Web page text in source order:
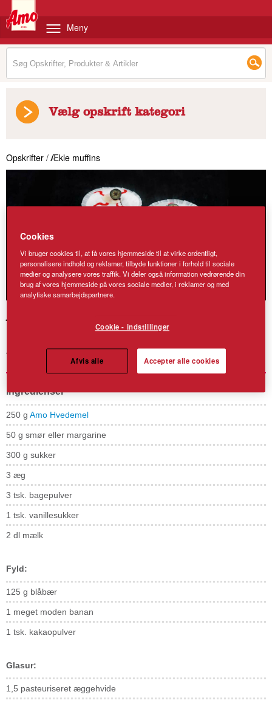
Meny
Vælg opskrift kategori
Opskrifter /Ækle muffins
Ækle muffins
favorit!
Ingredienser
250 g Amo Hvedemel
50 g smør eller margarine
300 g sukker
3 æg
3 tsk. bagepulver
1 tsk. vanillesukker
2 dl mælk
Fyld:
125 g blåbær
1 meget moden banan
1 tsk. kakaopulver
Glasur:
1,5 pasteuriseret æggehvide
Cookies
Vi bruger cookies til, at få vores hjemmeside til at virke ordentligt,
personalisere indhold og reklamer, tilbyde funktioner i forhold til sociale
medier og analysere vores traffik. Vi deler også information vedrørende din
brug af vores hjemmeside på vores sociale medier, i reklamer og med
analytiske samarbejdspartnere.
Cookie - indstillinger
Afvis alle Accepter alle cookies